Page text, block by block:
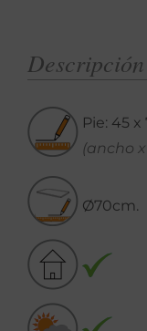
Pie: 45 x
(ancho
Ø70cm.